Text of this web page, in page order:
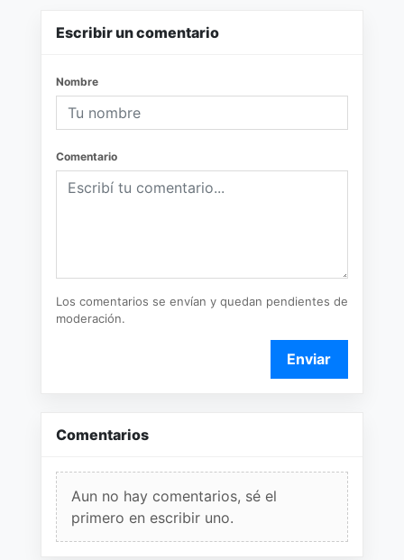
Escribir un comentario
Nombre
Comentario
Los comentarios se envían y quedan pendientes de
moderación.
Enviar
Comentarios
Aun no hay comentarios, sé el
primero en escribir uno.